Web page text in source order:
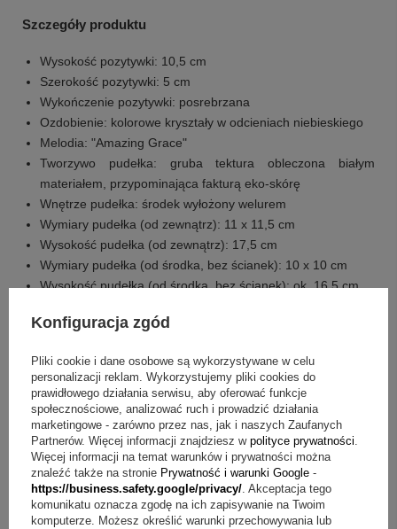
Szczegóły produktu
Wysokość pozytywki: 10,5 cm
Szerokość pozytywki: 5 cm
Wykończenie pozytywki: posrebrzana
Ozdobienie: kolorowe kryształy w odcieniach niebieskiego
Melodia: "Amazing Grace"
Tworzywo pudełka: gruba tektura obleczona białym
materiałem, przypominająca fakturą eko-skórę
Wnętrze pudełka: środek wyłożony welurem
Wymiary pudełka (od zewnątrz): 11 x 11,5 cm
Wysokość pudełka (od zewnątrz): 17,5 cm
Wymiary pudełka (od środka, bez ścianek): 10 x 10 cm
Wysokość pudełka (od środka, bez ścianek): ok. 16,5 cm
Co otrzymujesz w cenie?
pozytywka
tabliczka umieszczona wewnątrz pudełka
dowolny napis umieszczony na tabliczce
pudełko w kolorze białym
Q&A w skrócie z dedykacją na roczek
Pytanie:Jaką melodię gra pozytywka?Odpowiedź:
nakręceniu pozytywka odtwarza melodię "Amazing Grace".
Konfiguracja zgód
Pliki cookie i dane osobowe są wykorzystywane w celu
personalizacji reklam. Wykorzystujemy pliki cookies do
prawidłowego działania serwisu, aby oferować funkcje
społecznościowe, analizować ruch i prowadzić działania
marketingowe - zarówno przez nas, jak i naszych Zaufanych
Partnerów. Więcej informacji znajdziesz w polityce prywatności
Więcej informacji na temat warunków i prywatności można
znaleźć także na stronie Prywatność i warunki Google -
https://business.safety.google/privacy/ . Akceptacja tego
komunikatu oznacza zgodę na ich zapisywanie na Twoim
komputerze. Możesz określić warunki przechowywania lub